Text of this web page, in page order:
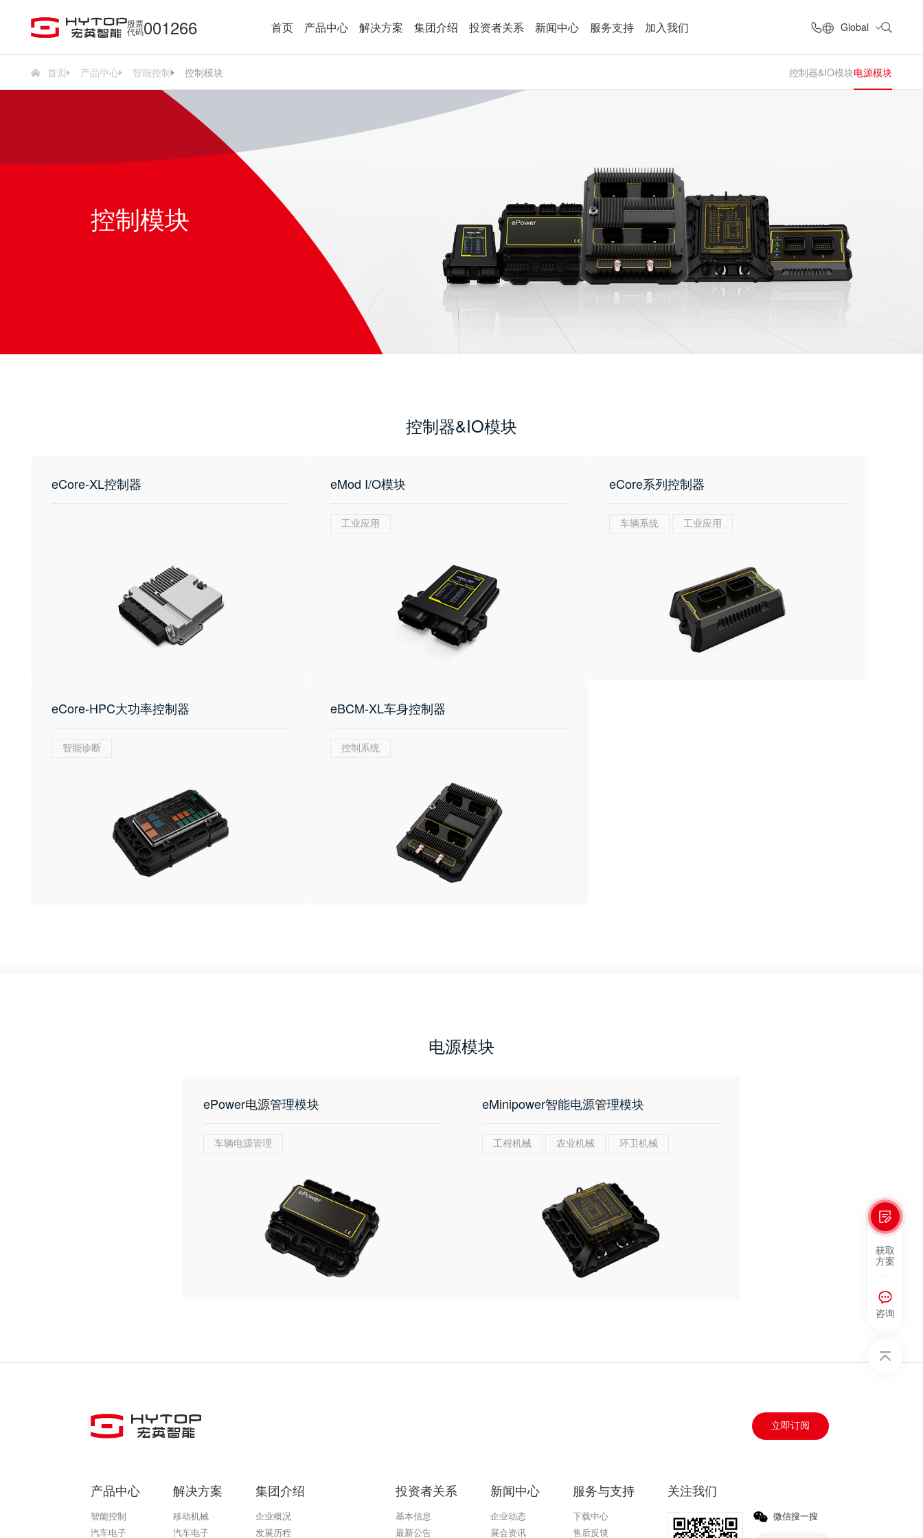
股票
代码001266 首页 产品中心 解决方案 集团介绍 投资者关系 新闻中心 服务支持 加入我们 Global
首页 产品中心 智能控制 控制模块 控制器&IO模块电源模块
控制模块
控制器&IO模块
eCore-XL控制器 eMod I/O模块
工业应用
eCore系列控制器
车辆系统 工业应用
eCore-HPC大功率控制器
智能诊断
eBCM-XL车身控制器
控制系统
电源模块
ePower电源管理模块
车辆电源管理
eMinipower智能电源管理模块
工程机械 农业机械 环卫机械
获取
方案
咨询
立即订阅
产品中心
智能控制
汽车电子
解决方案
移动机械
汽车电子
集团介绍
企业概况
发展历程
投资者关系
基本信息
最新公告
新闻中心
企业动态
展会资讯
服务与支持
下载中心
售后反馈
关注我们
微信搜一搜